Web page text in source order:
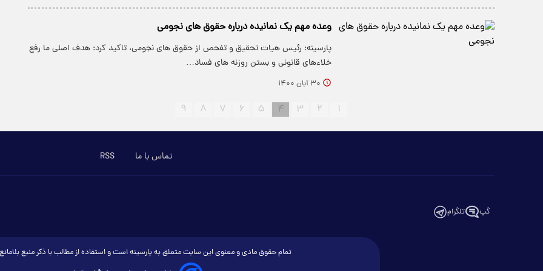
وعده مهم یک نمانیده درباره حقوق های نجومی‌
پارسینه: رئیس هیات تحقیق و تفحص از حقوق های نجومی، تاکید کرد: هدف اصلی ما رفع
خلاءهای قانونی و بستن روزنه های فساد…
۳۰ آبان ۱۴۰۰
۱ ۲ ۳ ۴ ۵ ۶ ۷ ۸ ۹
تماس با ما RSS
گپ تلگرام
تمام حقوق مادی و معنوی این سایت متعلق به پارسینه است و استفاده از مطالب با ذکر منبع